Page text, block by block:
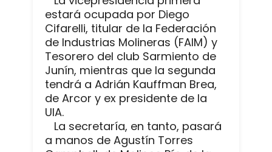
estará ocupada por Diego
Cifarelli, titular de la Federación
de Industrias Molineras (FAIM) y
Tesorero del club Sarmiento de
Junín, mientras que la segunda
tendrá a Adrián Kauffman Brea,
de Arcor y ex presidente de la
UIA.
La secretaría, en tanto, pasará
a manos de Agustín Torres